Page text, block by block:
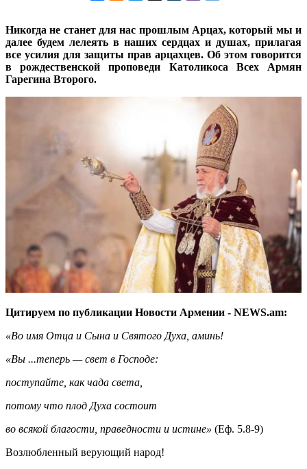
Никогда не станет для нас прошлым Арцах, который мы и
далее будем лелеять в наших сердцах и душах, прилагая
все усилия для защиты прав арцахцев. Об этом говорится
в рождественской проповеди Католикоса Всех Армян
Гарегина Второго.
Цитируем по публикации Новости Армении - NEWS.am:
«Во имя Отца и Сына и Святого Духа, аминь!
«Вы ...теперь — свет в Господе:
поступайте, как чада света,
потому что плод Духа состоит
во всякой благости, праведности и истине» (Еф. 5.8-9)
Возлюбленный верующий народ!